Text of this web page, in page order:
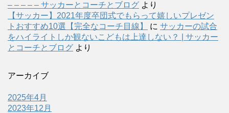
– – – – – サッカーとコーチとブログ より
【サッカー】2021年度卒団式でもらって嬉しいプレゼン
トおすすめ10選【完全なコーチ目線】
に サッカーの試合
をハイライトしか観ないこどもは上達しない？ | サッカー
とコーチとブログ より
アーカイブ
2025年4月
2023年12月